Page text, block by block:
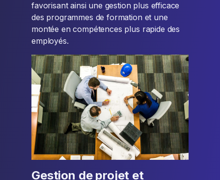
favorisant ainsi une gestion plus efficace
des programmes de formation et une
montée en compétences plus rapide des
employés.
Gestion de projet et